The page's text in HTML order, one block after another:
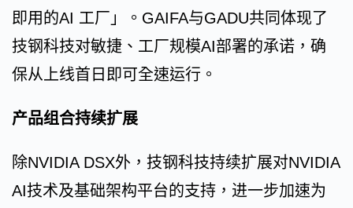
即用的AI 工厂」。GAIFA与GADU共同体现了
技钢科技对敏捷、工厂规模AI部署的承诺，确
保从上线首日即可全速运行。
产品组合持续扩展
除NVIDIA DSX外，技钢科技持续扩展对NVIDIA
AI技术及基础架构平台的支持，进一步加速为